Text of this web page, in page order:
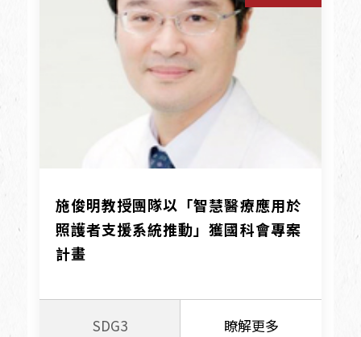
施俊明教授團隊以「智慧醫療應用於
照護者支援系統推動」獲國科會專案
計畫
SDG3 瞭解更多